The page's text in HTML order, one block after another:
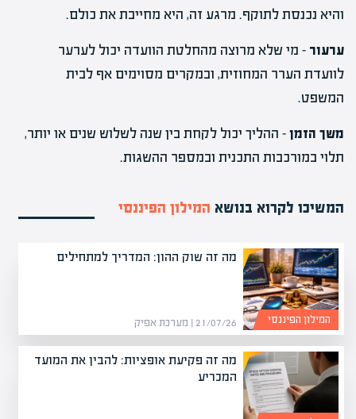
והיא נכנסת לתוקף. מרגע זה, היא מחייבת את כולם.
ערעור – מי שלא מרוצה מהחלטת הוועדה יכול לערער
לוועדת הערר המחוזית, ובמקרים מסוימים אף לבית
המשפט.
משך הזמן– ההליך יכול לקחת בין שנה לשלוש שנים או יותר,
תלוי במורכבות התכנית ובמספר ההשגות.
המשיכו לקרוא בנושא המילון הפיננסי
מה זה שוק ההון: המדריך למתחילים
21/07/26 | מערכת אפיק המילון הפיננסי
מה זה פקיעת אופציות: להבין את המועד
המכריע